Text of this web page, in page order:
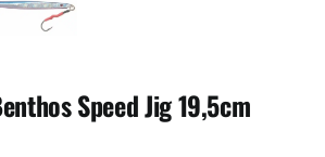
Speed Jig 19,5cm